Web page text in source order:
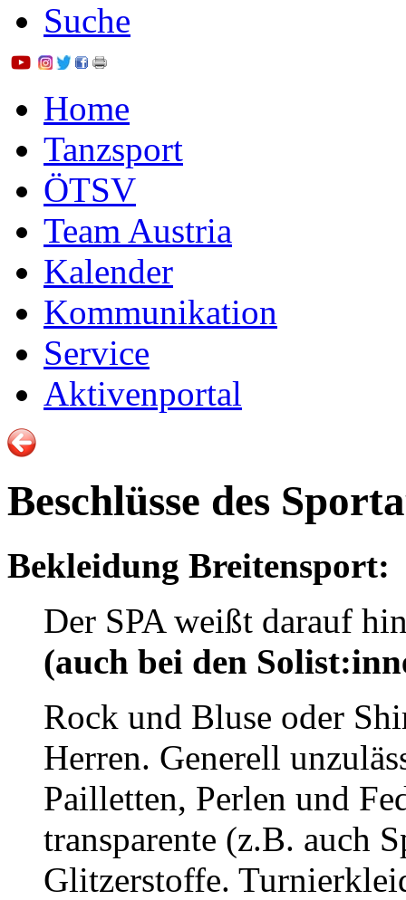
Suche
Home
Tanzsport
ÖTSV
Team Austria
Kalender
Kommunikation
Service
Aktivenportal
Beschlüsse des
Bekleidung Breitensport:
Der SPA weißt darauf
(auch bei den
Rock und Bluse oder
Herren. Generell
Pailletten, Perlen und
transparente (z.B. auch
Glitzerstoffe.